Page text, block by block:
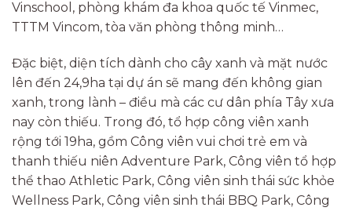
Vinschool, phòng khám đa khoa quốc tế Vinmec,
TTTM Vincom, tòa văn phòng thông minh…
Đặc biệt, diện tích dành cho cây xanh và mặt nước
lên đến 24,9ha tại dự án sẽ mang đến không gian
xanh, trong lành – điều mà các cư dân phía Tây xưa
nay còn thiếu. Trong đó, tổ hợp công viên xanh
rộng tới 19ha, gồm Công viên vui chơi trẻ em và
thanh thiếu niên Adventure Park, Công viên tổ hợp
thể thao Athletic Park, Công viên sinh thái sức khỏe
Wellness Park, Công viên sinh thái BBQ Park, Công